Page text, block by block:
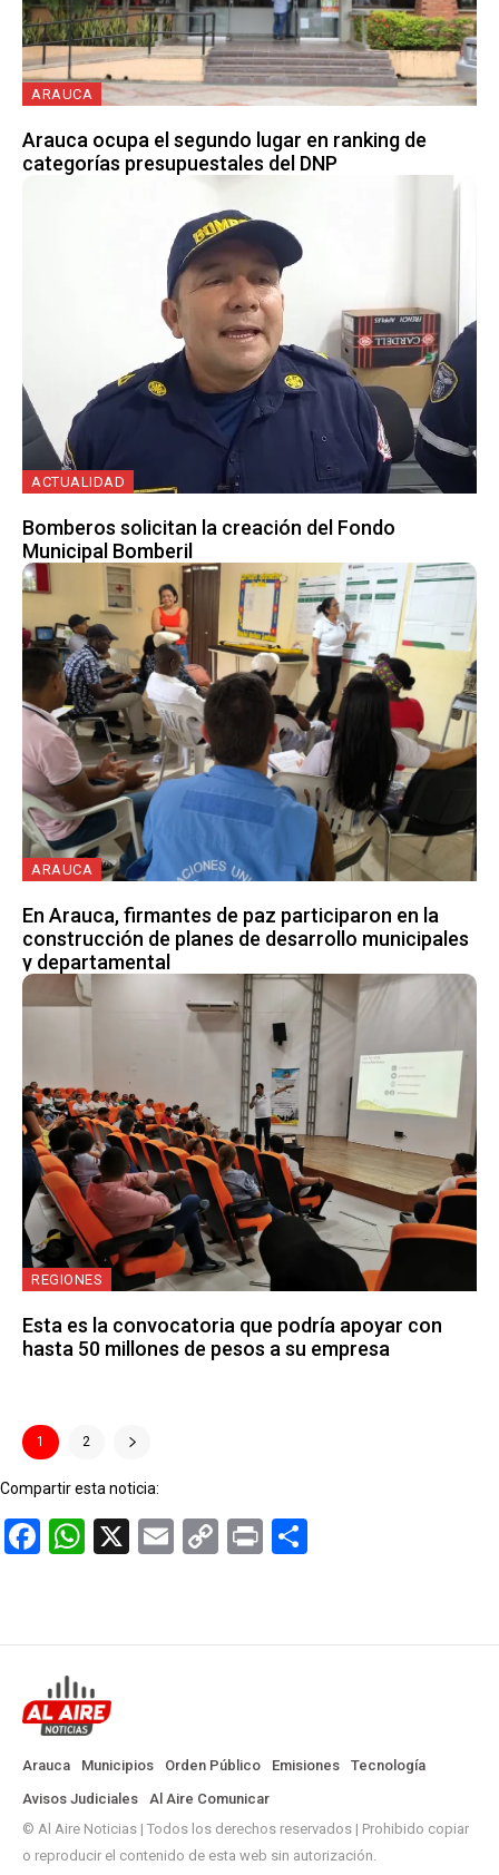
ARAUCA
Arauca ocupa el segundo lugar en ranking de
categorías presupuestales del DNP
ACTUALIDAD
Bomberos solicitan la creación del Fondo
Municipal Bomberil
ARAUCA
En Arauca, firmantes de paz participaron en la
construcción de planes de desarrollo municipales
y departamental
REGIONES
Esta es la convocatoria que podría apoyar con
hasta 50 millones de pesos a su empresa
1 2
Compartir esta noticia:
Facebook
WhatsApp
X EmailCopy
Print
Arauca Municipios Orden Público Emisiones
Tecnología
Avisos Judiciales
Al Aire Comunicar
© Al Aire Noticias | Todos los derechos reservados | Prohibido copiar
o reproducir el contenido de esta web sin autorización.